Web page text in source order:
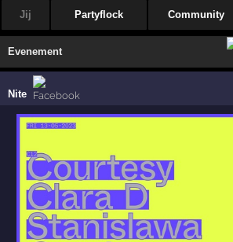
Jij Partyflock Community
Evenement
Nite